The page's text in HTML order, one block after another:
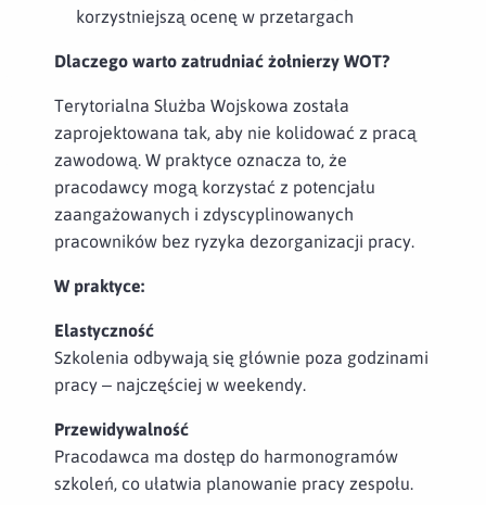
korzystniejszą ocenę w przetargach
Dlaczego warto zatrudniać żołnierzy WOT?
Terytorialna Służba Wojskowa została
zaprojektowana tak, aby nie kolidować z pracą
zawodową. W praktyce oznacza to, że
pracodawcy mogą korzystać z potencjału
zaangażowanych i zdyscyplinowanych
pracowników bez ryzyka dezorganizacji pracy.
W praktyce:
Elastyczność
Szkolenia odbywają się głównie poza godzinami
pracy – najczęściej w weekendy.
Przewidywalność
Pracodawca ma dostęp do harmonogramów
szkoleń, co ułatwia planowanie pracy zespołu.